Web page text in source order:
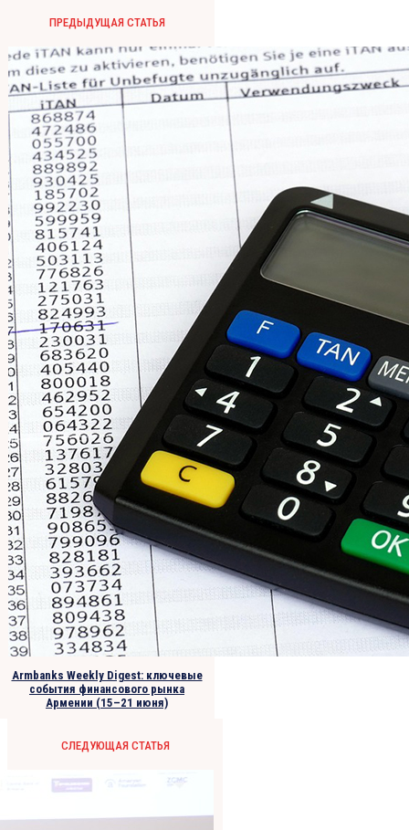
ПРЕДЫДУЩАЯ СТАТЬЯ
Armbanks Weekly Digest: ключевые
события финансового рынка
Армении (15–21 июня)
СЛЕДУЮЩАЯ СТАТЬЯ